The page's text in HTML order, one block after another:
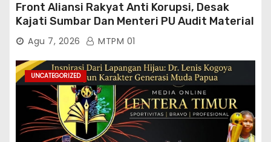
Front Aliansi Rakyat Anti Korupsi, Desak
Kajati Sumbar Dan Menteri PU Audit Material
PT. Brantas Abipraya Kontrak No :
06.Nopember 2025 s.d 31 Maret 2026
Sumber Dana: APBN Nilai Kontrak : Rp
76.130.630.000.00,- Diduga Ka.Balai BWSS V
Padang Tutup Mata
Agu 7, 2026 MTPM 01
UNCATEGORIZED